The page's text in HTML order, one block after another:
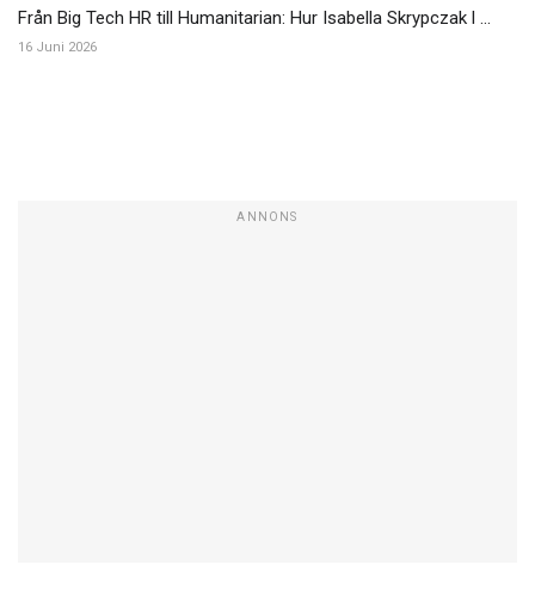
Från Big Tech HR till Humanitarian: Hur Isabella Skrypczak l ...
16 Juni 2026
ANNONS